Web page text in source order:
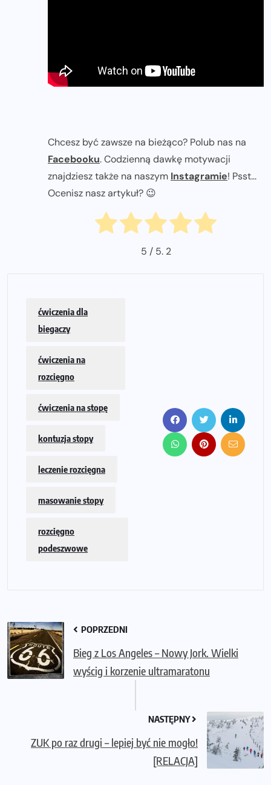
Chcesz być zawsze na bieżąco? Polub nas na
Facebooku. Codzienną dawkę motywacji
znajdziesz także na naszym Instagramie! Psst...
Ocenisz nasz artykuł? 😉
5 / 5. 2
ćwiczenia dla
biegaczy
ćwiczenia na
rozcięgno
ćwiczenia na stopę
kontuzja stopy
leczenie rozcięgna
masowanie stopy
rozcięgno
podeszwowe
POPRZEDNI
Bieg z Los Angeles – Nowy Jork. Wielki
wyścig i korzenie ultramaratonu
NASTĘPNY
ZUK po raz drugi – lepiej być nie mogło!
[RELACJA]